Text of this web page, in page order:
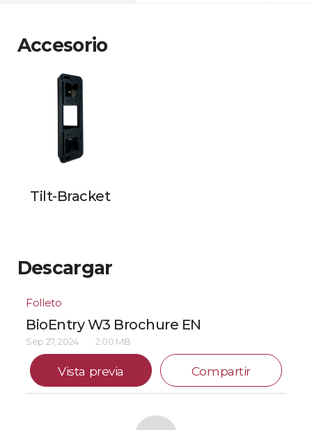
Accesorio
Tilt-Bracket
Descargar
Folleto
BioEntry W3 Brochure EN
Sep 27, 2024 2.00 MB
Vista previa Compartir